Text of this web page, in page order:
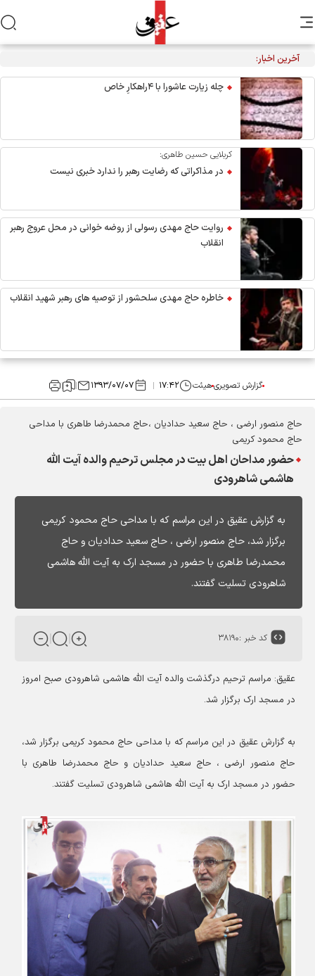
آخرین اخبار: احیاء شب نیمه شعبان در هیئت آیین حسینی
چله زیارت عاشورا با ۴راهکارِ خاص
کربلایی حسین طاهری:
در مذاکراتی که رضایت رهبر را ندارد خبری نیست
روایت حاج مهدی رسولی از روضه خوانی در محل عروج رهبر
انقلاب
خاطره حاج مهدی سلحشور از توصیه های رهبر شهید انقلاب
گزارش تصویریهیئت ۱۷:۴۲ ۱۳۹۳/۰۷/۰۷
حاج منصور ارضی ، حاج سعید حدادیان ،حاج محمدرضا طاهری با مداحی
حاج محمود کریمی
حضور مداحان اهل بیت در مجلس ترحیم والده آیت الله
هاشمی شاهرودی
به گزارش عقیق در این مراسم که با مداحی حاج محمود کریمی
برگزار شد، حاج منصور ارضی ، حاج سعید حدادیان و حاج
محمدرضا طاهری با حضور در مسجد ارک به آیت الله هاشمی
شاهرودی تسلیت گفتند.
کد خبر :۳۸۱۹۰
عقیق: مراسم ترحیم درگذشت والده آیت الله هاشمی شاهرودی صبح امروز
در مسجد ارک برگزار شد.
به گزارش عقیق در این مراسم که با مداحی حاج محمود کریمی برگزار شد،
حاج منصور ارضی ، حاج سعید حدادیان و حاج محمدرضا طاهری با
حضور در مسجد ارک به آیت الله هاشمی شاهرودی تسلیت گفتند.